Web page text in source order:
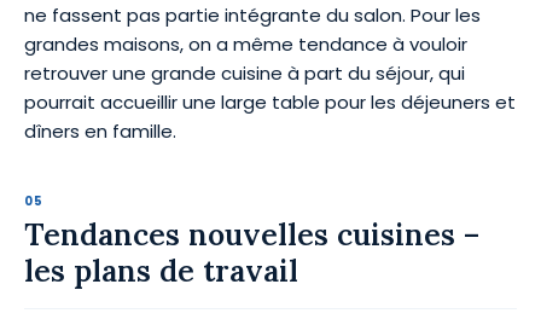
ne fassent pas partie intégrante du salon. Pour les
grandes maisons, on a même tendance à vouloir
retrouver une grande cuisine à part du séjour, qui
pourrait accueillir une large table pour les déjeuners et
dîners en famille.
Tendances nouvelles cuisines –
les plans de travail